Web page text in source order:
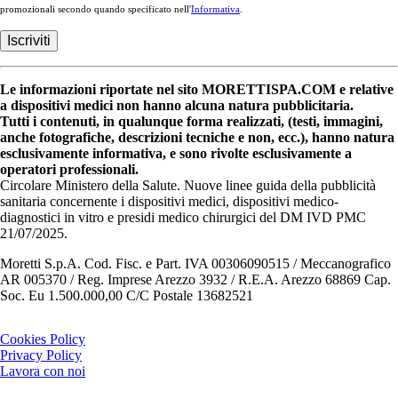
promozionali secondo quando specificato nell'Informativa.
Le informazioni riportate nel sito MORETTISPA.COM e relative
a dispositivi medici non hanno alcuna natura pubblicitaria.
Tutti i contenuti, in qualunque forma realizzati, (testi, immagini,
anche fotografiche, descrizioni tecniche e non, ecc.), hanno natura
esclusivamente informativa, e sono rivolte esclusivamente a
operatori professionali.
Circolare Ministero della Salute. Nuove linee guida della pubblicità
sanitaria concernente i dispositivi medici, dispositivi medico-
diagnostici in vitro e presidi medico chirurgici del DM IVD PMC
21/07/2025.
Moretti S.p.A. Cod. Fisc. e Part. IVA 00306090515 / Meccanografico
AR 005370 / Reg. Imprese Arezzo 3932 / R.E.A. Arezzo 68869 Cap.
Soc. Eu 1.500.000,00 C/C Postale 13682521
Cookies Policy
Privacy Policy
Lavora con noi